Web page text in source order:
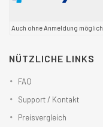
Auch ohne Anmeldung möglich
NÜTZLICHE LINKS
FAQ
Support / Kontakt
Preisvergleich